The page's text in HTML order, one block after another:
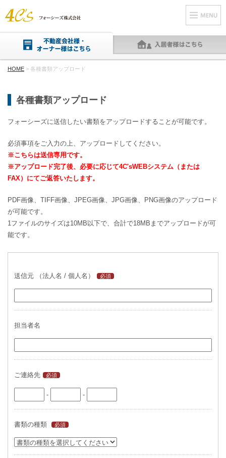
HOME > 各種書類アップロード
各種書類アップロード
フォーシーズに送信したい書類をアップロードすることが可能です。
必須事項をご入力の上、アップロードしてください。
※こちらは送信専用です。
※アップロード完了後、必要に応じて4C'sWEBシステム（または
FAX）にてご返答いたします。
PDF画像、TIFF画像、JPEG画像、JPG画像、PNG画像のアップロード
が可能です。
1ファイルのサイズは10MB以下で、合計で18MBまでアップロードが可
能です。
送信元 （法人名 / 個人名） 必須
担当者名
ご連絡先 必須
- -
書類の種類 必須